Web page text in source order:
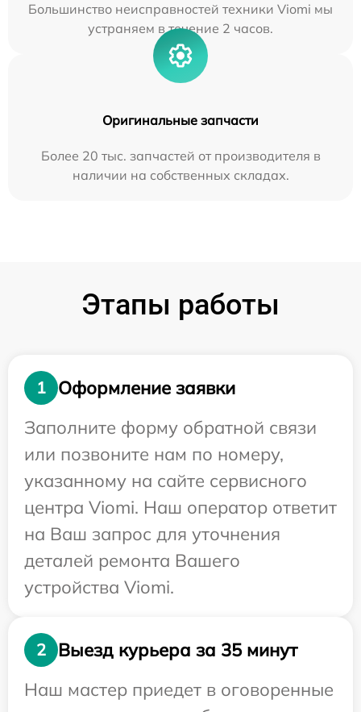
Большинство неисправностей техники Viomi мы
устраняем в течение 2 часов.
Оригинальные запчасти
Более 20 тыс. запчастей от производителя в
наличии на собственных складах.
Этапы работы
1
Оформление заявки
Заполните форму обратной связи
или позвоните нам по номеру,
указанному на сайте сервисного
центра Viomi. Наш оператор ответит
на Ваш запрос для уточнения
деталей ремонта Вашего
устройства Viomi.
2
Выезд курьера за 35 минут
Наш мастер приедет в оговоренные